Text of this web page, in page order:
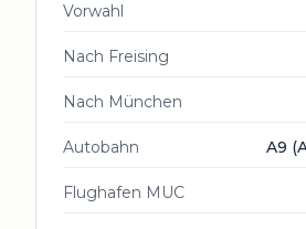
Vorwahl
Nach Freising
Nach München
Autobahn A9
Flughafen MUC